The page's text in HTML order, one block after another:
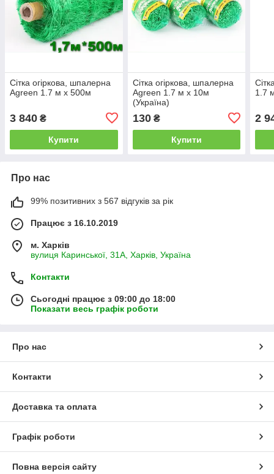
Сітка огіркова, шпалерна
Agreen 1.7 м x 500м
3 840 ₴
Купити
Сітка огіркова, шпалерна
Agreen 1.7 м x 10м
(Україна)
130₴
Купити
1.7
2
Про нас
99% позитивних з 567 відгуків за рік
Працює з 16.10.2019
м. Харків
вулиця Каринської, 31А, Харків, Україна
Контакти
Сьогодні працює з 09:00 до 18:00
Показати весь графік роботи
Про нас
Контакти
Доставка та оплата
Графік роботи
Повна версія сайту